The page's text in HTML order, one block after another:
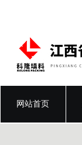
网站首页